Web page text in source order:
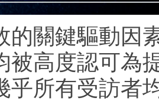
的關鍵驅動因
被高度認可為
乎所有受訪者